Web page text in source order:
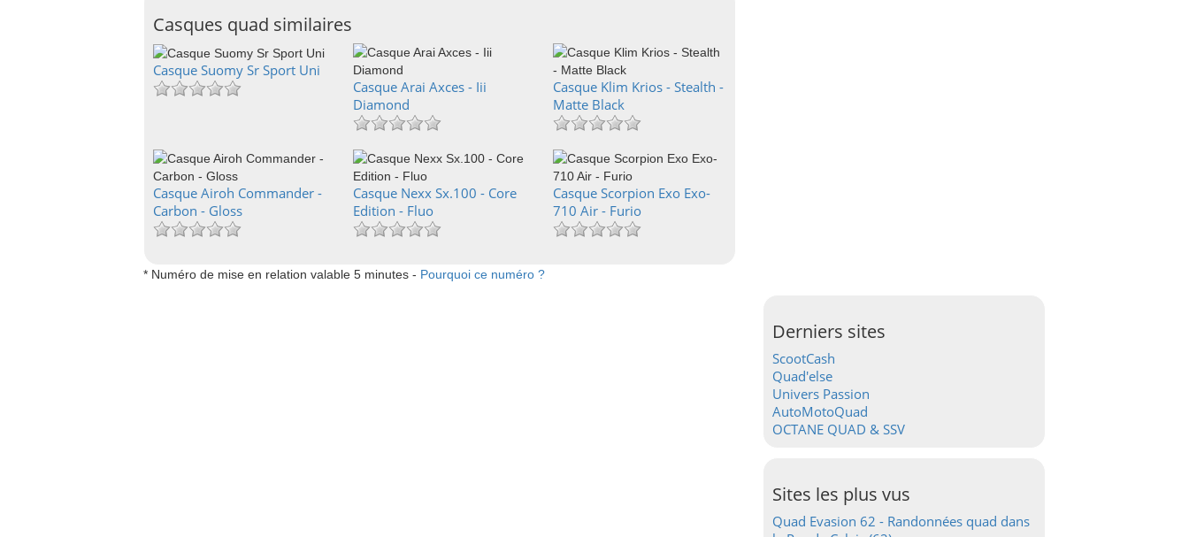
Casques quad similaires
Casque Suomy Sr Sport Uni
Casque Arai Axces - Iii
Diamond
Casque Klim Krios - Stealth -
Matte Black
Casque Airoh Commander -
Carbon - Gloss
Casque Nexx Sx.100 - Core
Edition - Fluo
Casque Scorpion Exo Exo-
710 Air - Furio
* Numéro de mise en relation valable 5 minutes - Pourquoi ce numéro ?
Derniers sites
ScootCash
Quad'else
Univers Passion
AutoMotoQuad
OCTANE QUAD & SSV
Sites les plus vus
Quad Evasion 62 - Randonnées quad dans